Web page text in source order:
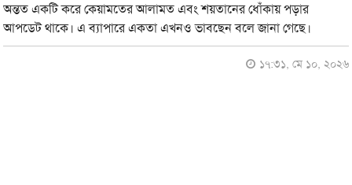
অন্তত একটি করে কেয়ামতের আলামত এবং শয়তানের ধোঁকায় পড়ার
আপডেট থাকে। এ ব্যাপারে একতা এখনও ভাবছেন বলে জানা গেছে।
১৭:৩১, মে ১০, ২০২৬